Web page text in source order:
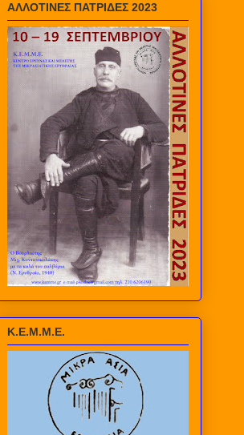
ΑΛΛΟΤΙΝΕΣ ΠΑΤΡΙΔΕΣ 2023
Κ.Ε.Μ.Μ.Ε.